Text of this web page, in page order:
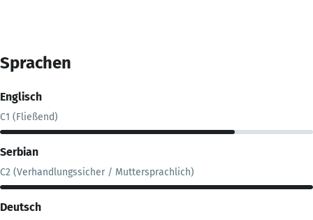
Sprachen
Englisch
C1 (Fließend)
Serbian
C2 (Verhandlungssicher / Muttersprachlich)
Deutsch